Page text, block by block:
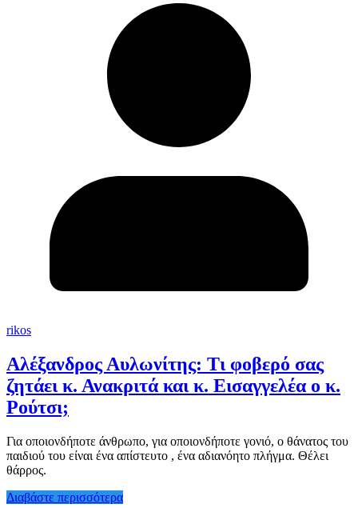
rikos
Αλέξανδρος Αυλωνίτης: Τι φοβερό σας
ζητάει κ. Ανακριτά και κ. Εισαγγελέα ο κ.
Ρούτσι;
Για οποιονδήποτε άνθρωπο, για οποιονδήποτε γονιό, ο θάνατος του
παιδιού του είναι ένα απίστευτο , ένα αδιανόητο πλήγμα. Θέλει
θάρρος.
Διαβάστε περισσότερα